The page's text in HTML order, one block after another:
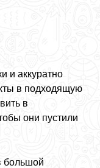
и аккуратно
в подходящую
в
они пустили
большой